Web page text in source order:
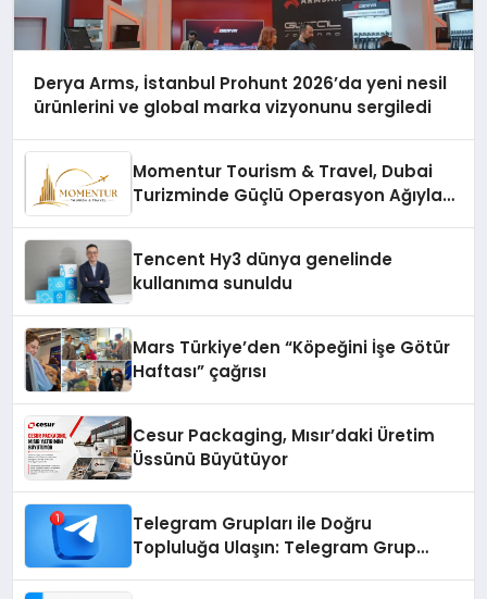
Derya Arms, İstanbul Prohunt 2026’da yeni nesil
ürünlerini ve global marka vizyonunu sergiledi
Momentur Tourism & Travel, Dubai
Turizminde Güçlü Operasyon Ağıyla
Tencent Hy3 dünya genelinde
kullanıma sunuldu
Mars Türkiye’den “Köpeğini İşe Götür
Haftası” çağrısı
Cesur Packaging, Mısır’daki Üretim
Üssünü Büyütüyor
Telegram Grupları ile Doğru
Topluluğa Ulaşın: Telegram Grup